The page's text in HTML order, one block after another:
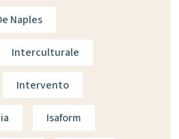
Naples
Interculturale
Intervento
Isaform